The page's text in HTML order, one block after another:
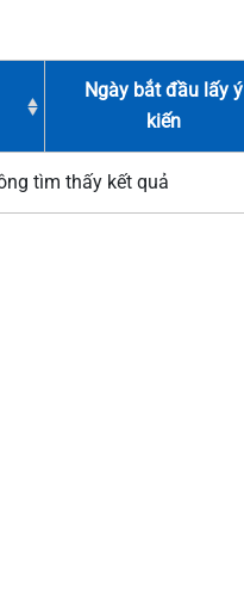
Ngày bắt đầu lấy ý
kiến
tìm thấy kết quả